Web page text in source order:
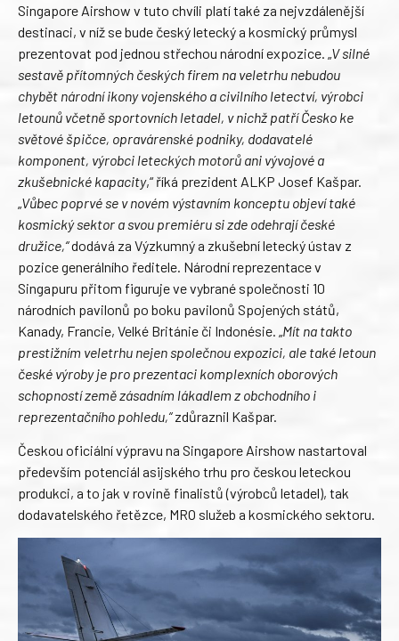
Singapore Airshow v tuto chvíli platí také za nejvzdálenější
destinaci, v níž se bude český letecký a kosmický průmysl
prezentovat pod jednou střechou národní expozice. „ V silné
sestavě přítomných českých firem na veletrhu nebudou
chybět národní ikony vojenského a civilního letectví, výrobci
letounů včetně sportovních letadel, v nichž patří Česko ke
světové špičce, opravárenské podniky, dodavatelé
komponent, výrobci leteckých motorů ani vývojové a
zkušebnické kapacity,“ říká prezident ALKP Josef Kašpar.
Vůbec poprvé se v novém výstavním konceptu objeví také
kosmický sektor a svou premiéru si zde odehrají české
družice,“dodává za Výzkumný a zkušební letecký ústav z
pozice generálního ředitele. Národní reprezentace v
Singapuru přitom figuruje ve vybrané společnosti 10
národních pavilonů po boku pavilonů Spojených států,
Kanady, Francie, Velké Británie či Indonésie. „ Mít na takto
prestižním veletrhu nejen společnou expozici, ale také letoun
české výroby je pro prezentaci komplexních oborových
schopností země zásadním lákadlem z obchodního i
reprezentačního pohledu,“zdůraznil Kašpar.
Českou oficiální výpravu na Singapore Airshow nastartoval
především potenciál asijského trhu pro českou leteckou
produkci, a to jak v rovině finalistů (výrobců letadel), tak
dodavatelského řetězce, MRO služeb a kosmického sektoru.